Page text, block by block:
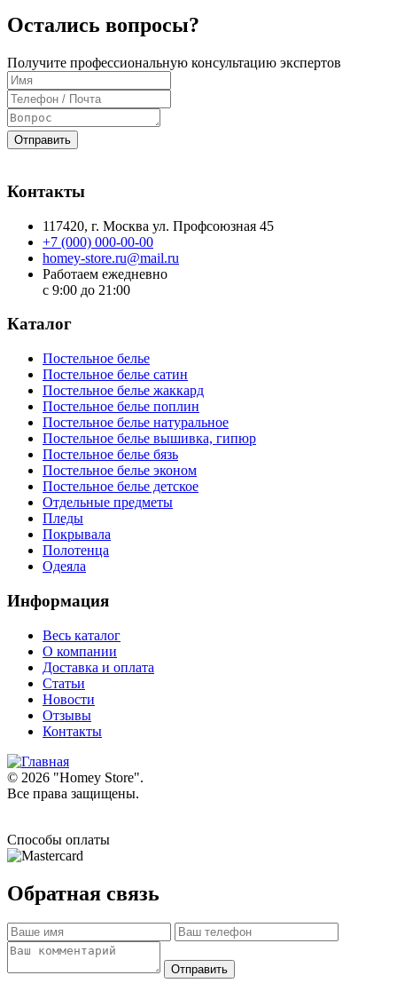
Остались вопросы?
Получите профессиональную консультацию экспертов
Отправить
Контакты
117420, г. Москва ул. Профсоюзная 45
+7 (000) 000-00-00
homey-store.ru@mail.ru
Работаем ежедневно
с 9:00 до 21:00
Каталог
Постельное белье
Постельное белье сатин
Постельное белье жаккард
Постельное белье поплин
Постельное белье натуральное
Постельное белье вышивка, гипюр
Постельное белье бязь
Постельное белье эконом
Постельное белье детское
Отдельные предметы
Пледы
Покрывала
Полотенца
Одеяла
Информация
Весь каталог
О компании
Доставка и оплата
Статьи
Новости
Отзывы
Контакты
© 2026 "Homey Store".
Все права защищены.
Способы оплаты
Обратная связь